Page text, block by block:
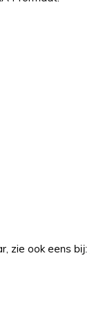
zie ook eens bij: